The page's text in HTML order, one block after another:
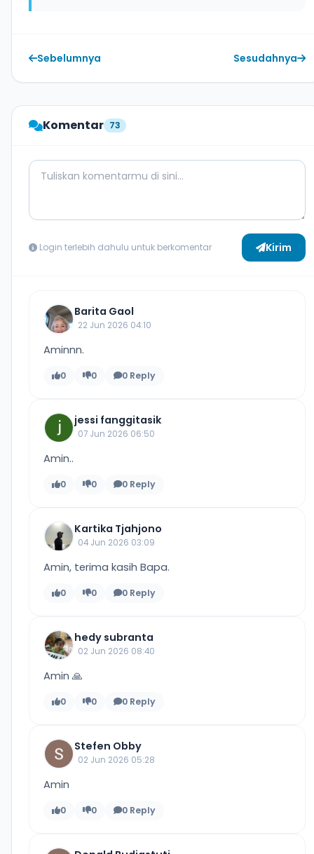
Sebelumnya Sesudahnya
Komentar 73
Comment Message
Login terlebih dahulu untuk berkomentar Kirim
Barita Gaol
22 Jun 2026 04:10
Aminnn.
0 0 0 Reply
jessi fanggitasik
07 Jun 2026 06:50
Amin..
0 0 0 Reply
Kartika Tjahjono
04 Jun 2026 03:09
Amin, terima kasih Bapa.
0 0 0 Reply
hedy subranta
02 Jun 2026 08:40
Amin 🙏
0 0 0 Reply
Stefen Obby
02 Jun 2026 05:28
Amin
0 0 0 Reply